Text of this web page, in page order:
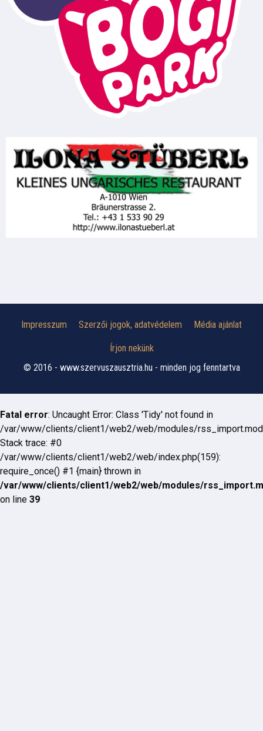
Impresszum Szerzői jogok, adatvédelem Média ajánlat
Írjon nekünk
© 2016 - www.szervuszausztria.hu - minden jog fenntartva
Fatal error: Uncaught Error: Class 'Tidy' not found in
/var/www/clients/client1/web2/web/modules/
Stack trace: #0
/var/www/clients/client1/web2/web/index.php(159):
require_once() #1 {main} thrown in
/var/www/clients/client1/web2/web/modules/
on line 39